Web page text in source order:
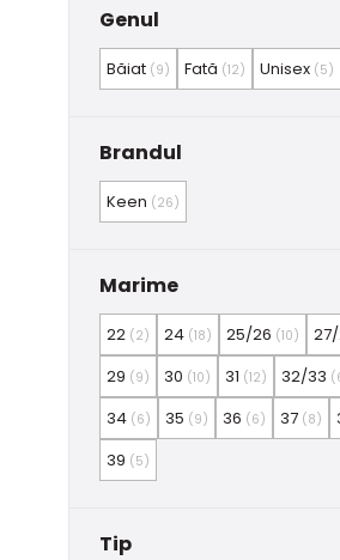
Genul
Băiat (9) Fată (12) Unisex (5)
Brandul
Keen (26)
Marime
22 (2) 24 (18) 25/26 (10)
29 (9) 30 (10) 31 (12) 32/33
34 (6) 35 (9) 36 (6) 37 (8)
39 (5)
Tip